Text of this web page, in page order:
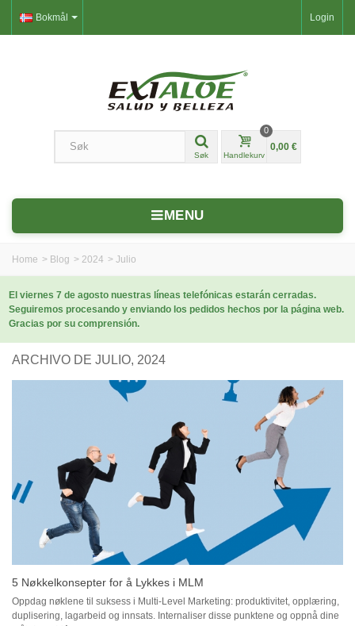
Login
Bokmål
Søk Handlekurv
0
0,00 €
MENU
Home > Blog > 2024 > Julio
El viernes 7 de agosto nuestras líneas telefónicas estarán cerradas.
Seguiremos procesando y enviando los pedidos hechos por la página web.
Gracias por su comprensión.
ARCHIVO DE JULIO, 2024
5 Nøkkelkonsepter for å Lykkes i MLM
Oppdag nøklene til suksess i Multi-Level Marketing: produktivitet, opplæring,
duplisering, lagarbeid og innsats. Internaliser disse punktene og oppnå dine